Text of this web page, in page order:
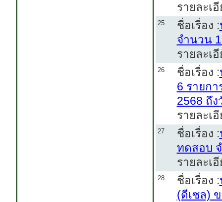
รายละเ
25 ชื่อเรื่อง :
จำนวน
รายละเ
26 ชื่อเรื่อง :
6 รายก
2568 ถึ
รายละเ
27 ชื่อเรื่อง :
ทดสอบ
รายละเ
28 ชื่อเรื่อง :
(ดีเซล)